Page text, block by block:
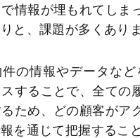
情報が埋もれてしま
と、課題が多くありま
件の情報やデータな
することで、全ての
ため、どの顧客がア
を通じて把握するこ